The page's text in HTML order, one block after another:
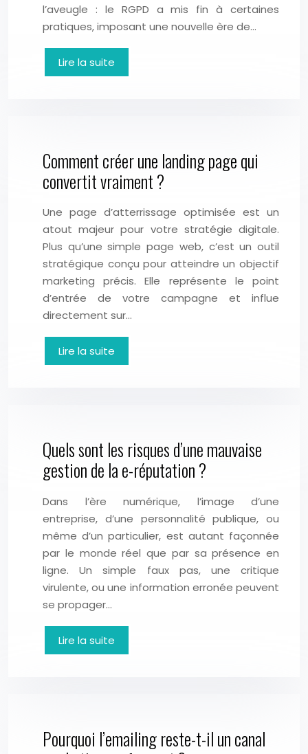
l’aveugle : le RGPD a mis fin à certaines
pratiques, imposant une nouvelle ère de…
Lire la suite
Comment créer une landing page qui
convertit vraiment ?
Une page d’atterrissage optimisée est un
atout majeur pour votre stratégie digitale.
Plus qu’une simple page web, c’est un outil
stratégique conçu pour atteindre un objectif
marketing précis. Elle représente le point
d’entrée de votre campagne et influe
directement sur…
Lire la suite
Quels sont les risques d’une mauvaise
gestion de la e-réputation ?
Dans l’ère numérique, l’image d’une
entreprise, d’une personnalité publique, ou
même d’un particulier, est autant façonnée
par le monde réel que par sa présence en
ligne. Un simple faux pas, une critique
virulente, ou une information erronée peuvent
se propager…
Lire la suite
Pourquoi l’emailing reste-t-il un canal